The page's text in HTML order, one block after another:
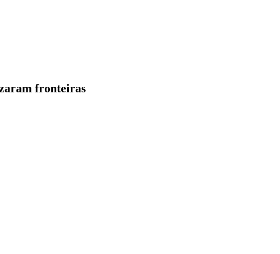
fronteiras